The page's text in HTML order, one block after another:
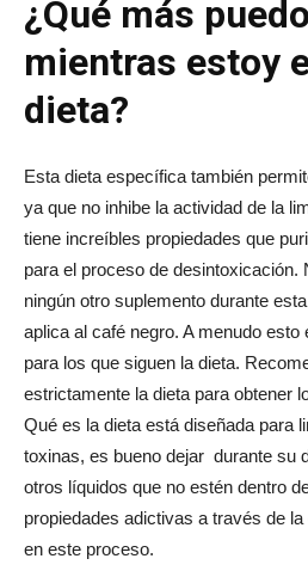
¿Qué más
mientras estoy
dieta?
Esta dieta específica también
ya que no inhibe la actividad de la
tiene increíbles propiedades que
para el proceso de desintoxicación.
ningún otro suplemento durante
aplica al café negro. A menudo esto
para los que siguen la dieta.
estrictamente la dieta para obtener
Qué es la dieta está diseñada para
toxinas, es bueno dejar durante su
otros líquidos que no estén dentro
propiedades adictivas a través de
en este proceso.